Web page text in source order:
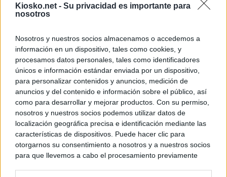
Kiosko.net - Su privacidad es importante para
nosotros
Nosotros y nuestros socios almacenamos o accedemos a
información en un dispositivo, tales como cookies, y
procesamos datos personales, tales como identificadores
únicos e información estándar enviada por un dispositivo,
para personalizar contenidos y anuncios, medición de
anuncios y del contenido e información sobre el público, así
como para desarrollar y mejorar productos. Con su permiso,
nosotros y nuestros socios podemos utilizar datos de
localización geográfica precisa e identificación mediante las
características de dispositivos. Puede hacer clic para
otorgarnos su consentimiento a nosotros y a nuestros socios
para que llevemos a cabo el procesamiento previamente